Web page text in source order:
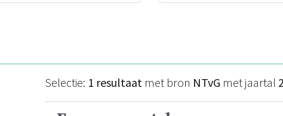
Selectie: 1 resultaat met bron NTvG met jaartal